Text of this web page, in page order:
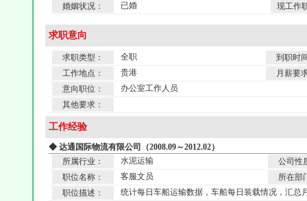
婚姻状况：
已婚 现工作
求职意向
求职类型： 全职
到职时
工作地点：
贵港
月薪要
意向职位：
办公室工作人员
其他要求：
工作经验
◆ 达通国际物流有限公司（2008.09～2012.02）
所属行业：
水泥运输
公司性
职位名称：
客服文员
所在部
职位描述：
统计每日车船运输数据，车船每日装载情况，汇总